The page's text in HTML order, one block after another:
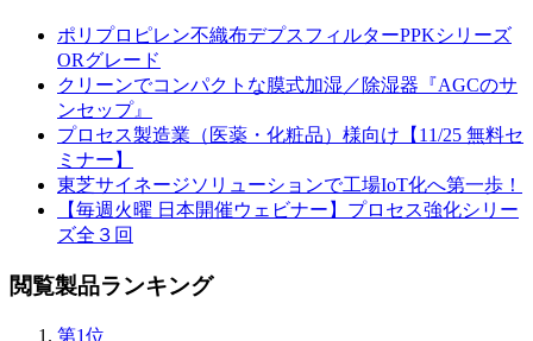
ポリプロピレン不織布デプスフィルターPPKシリーズ
ORグレード
クリーンでコンパクトな膜式加湿／除湿器『AGCのサ
ンセップ』
プロセス製造業（医薬・化粧品）様向け【11/25 無料セ
ミナー】
東芝サイネージソリューションで工場IoT化へ第一歩！
【毎週火曜 日本開催ウェビナー】プロセス強化シリー
ズ全３回
閲覧製品ランキング
第1位